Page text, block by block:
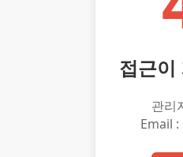
접근이
관리
Email